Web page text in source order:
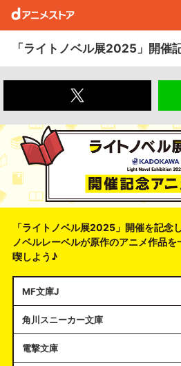
「ライトノベル展2025」開催
「ライトノベル展2025」開催を記念
ノベルレーベルが原作のアニメ作品を
喫しよう♪
MF文庫J
角川スニーカー文庫
電撃文庫